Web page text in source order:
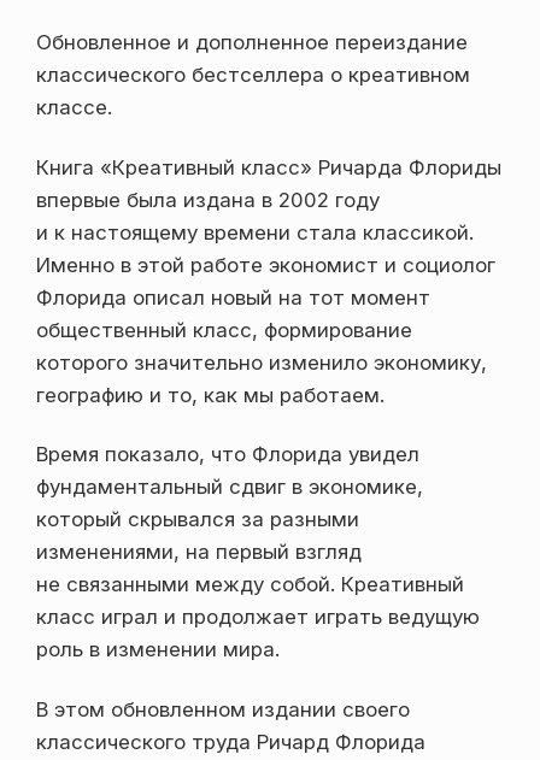
Обновленное и дополненное переиздание
классического бестселлера о креативном
классе.
Книга «Креативный класс» Ричарда Флориды
впервые была издана в 2002 году
и к настоящему времени стала классикой.
Именно в этой работе экономист и социолог
Флорида описал новый на тот момент
общественный класс, формирование
которого значительно изменило экономику,
географию и то, как мы работаем.
Время показало, что Флорида увидел
фундаментальный сдвиг в экономике,
который скрывался за разными
изменениями, на первый взгляд
не связанными между собой. Креативный
класс играл и продолжает играть ведущую
роль в изменении мира.
В этом обновленном издании своего
классического труда Ричард Флорида